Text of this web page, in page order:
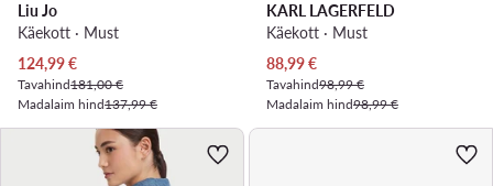
Liu Jo
Käekott · Must
Praegune hind
124,99€
Tavahind181,00 €
Madalaim hind137,99 €
KARL LAGERFELD
Käekott · Must
Praegune hind
88,99€
Tavahind98,99 €
Madalaim hind98,99 €